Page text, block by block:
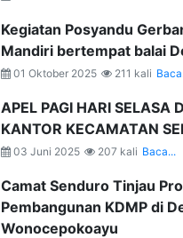
Kegiatan Posyandu
Mandiri bertempat balai
01 Oktober 2025 211 kali
APEL PAGI HARI SELASA
KANTOR KECAMATAN
03 Juni 2025 207 kali Baca...
Camat Senduro Tinjau
Pembangunan KDMP di
Wonocepokoayu